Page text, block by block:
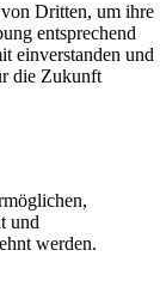
Dritten, um ihre
entsprechend
einverstanden und
die Zukunft
und
werden.